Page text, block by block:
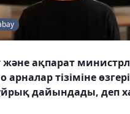
ақпарат
арналар тізіміне
дайындады, деп